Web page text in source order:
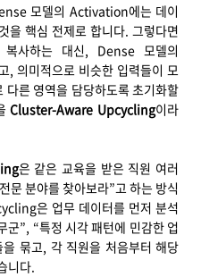
모델의 Activation에는 데이
을 핵심 전제로 합니다. 그렇다면
사하는 대신, Dense 모델의
의미적으로 비슷한 입력들이 모
른 영역을 담당하도록 초기화할
Cluster-Aware Upcycling이라
은 같은 교육을 받은 직원 여러
문 분야를 찾아보라”고 하는 방식
은 업무 데이터를 먼저 분석
군”, “특정 시각 패턴에 민감한 업
묶고, 각 직원을 처음부터 해당
니다.